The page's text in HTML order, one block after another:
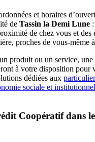
et horaires
de Tassin la Demi Lune
de chez vous et des
proches de vous-même
produit ou un service, une
à votre disposition pour
dédiées aux
sociale et
Coopératif dans